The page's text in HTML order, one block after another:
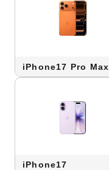
iPhone17 Pro Max
iPhone17